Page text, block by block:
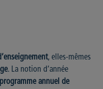
, elles-mêmes
. La notion d’année
programme annuel de